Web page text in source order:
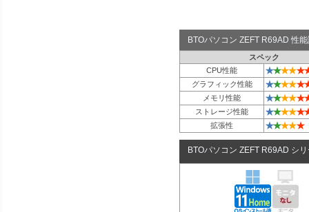
BTOパソコン ZEFT R69AD 性
スペック
CPU性能
★★★★★
グラフィック性能 ★★★★★
メモリ性能 ★★★★★
ストレージ性能 ★★★★★
拡張性 ★★★★★
BTOパソコン ZEFT R69AD シ